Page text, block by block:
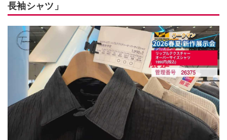
長袖シャツ」